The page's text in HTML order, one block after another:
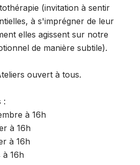
(invitation à sentir
à s'imprégner de leur
elles agissent sur notre
de manière subtile).
ouvert à tous.
:
à 16h
à 16h
à 16h
à 16h